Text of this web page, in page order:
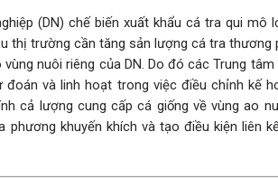
(DN) chế biến xuất khẩu cá tra qui
thị trường cần tăng sản lượng cá tra thương
nuôi riêng của DN. Do đó các Trung
đoán và linh hoạt trong việc điều chỉnh kế
cả lượng cung cấp cá giống về vùng ao
khuyến khích và tạo điều kiện liên